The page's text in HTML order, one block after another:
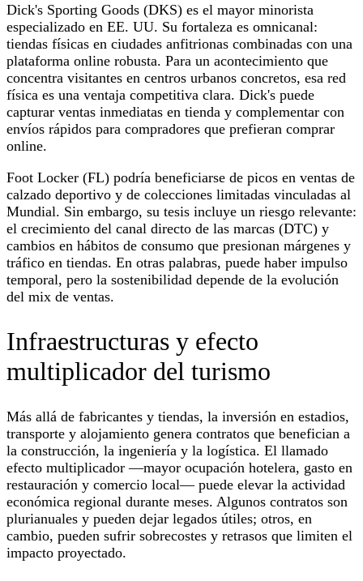
Dick's Sporting Goods (DKS) es el mayor minorista
especializado en EE. UU. Su fortaleza es omnicanal:
tiendas físicas en ciudades anfitrionas combinadas con una
plataforma online robusta. Para un acontecimiento que
concentra visitantes en centros urbanos concretos, esa red
física es una ventaja competitiva clara. Dick's puede
capturar ventas inmediatas en tienda y complementar con
envíos rápidos para compradores que prefieran comprar
online.
Foot Locker (FL) podría beneficiarse de picos en ventas de
calzado deportivo y de colecciones limitadas vinculadas al
Mundial. Sin embargo, su tesis incluye un riesgo relevante:
el crecimiento del canal directo de las marcas (DTC) y
cambios en hábitos de consumo que presionan márgenes y
tráfico en tiendas. En otras palabras, puede haber impulso
temporal, pero la sostenibilidad depende de la evolución
del mix de ventas.
Infraestructuras y efecto
multiplicador del turismo
Más allá de fabricantes y tiendas, la inversión en estadios,
transporte y alojamiento genera contratos que benefician a
la construcción, la ingeniería y la logística. El llamado
efecto multiplicador —mayor ocupación hotelera, gasto en
restauración y comercio local— puede elevar la actividad
económica regional durante meses. Algunos contratos son
plurianuales y pueden dejar legados útiles; otros, en
cambio, pueden sufrir sobrecostes y retrasos que limiten el
impacto proyectado.